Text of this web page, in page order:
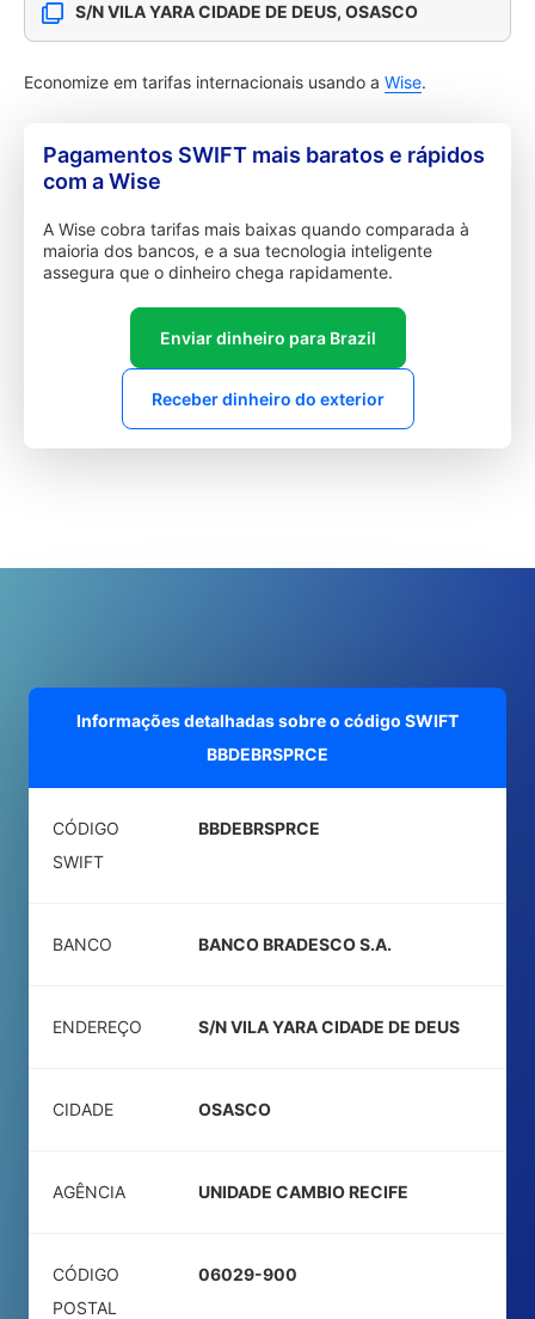
S/N VILA YARA CIDADE DE DEUS, OSASCO
Economize em tarifas internacionais usando a Wise.
Pagamentos SWIFT mais baratos e rápidos
com a Wise
A Wise cobra tarifas mais baixas quando comparada à
maioria dos bancos, e a sua tecnologia inteligente
assegura que o dinheiro chega rapidamente.
Enviar dinheiro para Brazil
Receber dinheiro do exterior
Informações detalhadas sobre o código SWIFT
BBDEBRSPRCE
CÓDIGO
SWIFT
BBDEBRSPRCE
BANCO BANCO BRADESCO S.A.
ENDEREÇO S/N VILA YARA CIDADE DE DEUS
CIDADE OSASCO
AGÊNCIA UNIDADE CAMBIO RECIFE
CÓDIGO
POSTAL
06029-900